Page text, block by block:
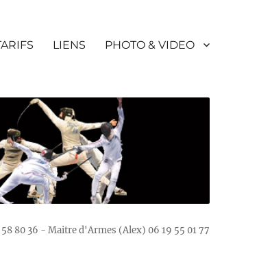
LIENS PHOTO & VIDEO
80 36 - Maitre d'Armes (Alex) 06 19 55 01 77